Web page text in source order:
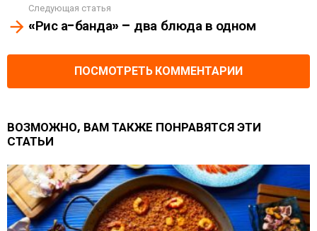
Следующая статья
«Рис а-банда» – два блюда в одном
ПОСМОТРЕТЬ КОММЕНТАРИИ
ВОЗМОЖНО, ВАМ ТАКЖЕ ПОНРАВЯТСЯ ЭТИ
СТАТЬИ